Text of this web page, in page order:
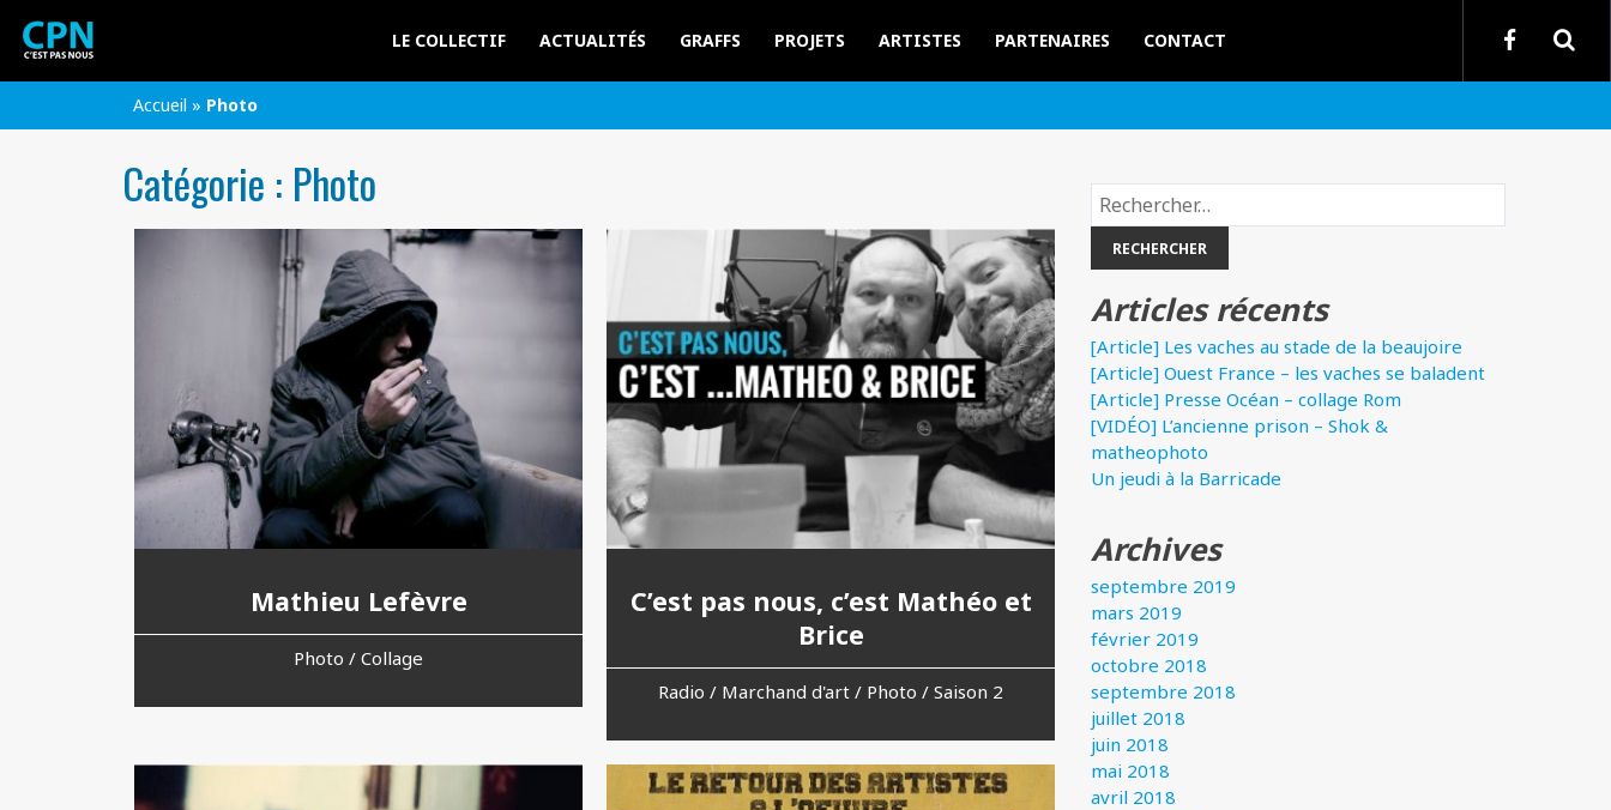
LE COLLECTIF ACTUALITÉS GRAFFS PROJETS ARTISTES PARTENAIRES CONTACT
Accueil » Photo
Catégorie : Photo
Mathieu Lefèvre
Photo / Collage
C’est pas nous, c’est Mathéo et
Brice
Radio / Marchand d'art / Photo / Saison 2
Rechercher :
Articles récents
[Article] Les vaches au stade de la beaujoire
[Article] Ouest France – les vaches se baladent
[Article] Presse Océan – collage Rom
[VIDÉO] L’ancienne prison – Shok &
matheophoto
Un jeudi à la Barricade
Archives
septembre 2019
mars 2019
février 2019
octobre 2018
septembre 2018
juillet 2018
juin 2018
mai 2018
avril 2018